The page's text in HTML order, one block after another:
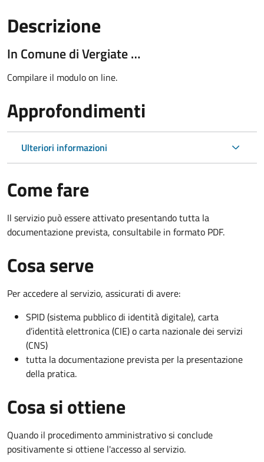
Descrizione
In Comune di Vergiate …
Compilare il modulo on line.
Approfondimenti
Ulteriori informazioni
Come fare
Il servizio può essere attivato presentando tutta la
documentazione prevista, consultabile in formato PDF.
Cosa serve
Per accedere al servizio, assicurati di avere:
SPID (sistema pubblico di identità digitale), carta
d’identità elettronica (CIE) o carta nazionale dei servizi
(CNS)
tutta la documentazione prevista per la presentazione
della pratica.
Cosa si ottiene
Quando il procedimento amministrativo si conclude
positivamente si ottiene l'accesso al servizio.